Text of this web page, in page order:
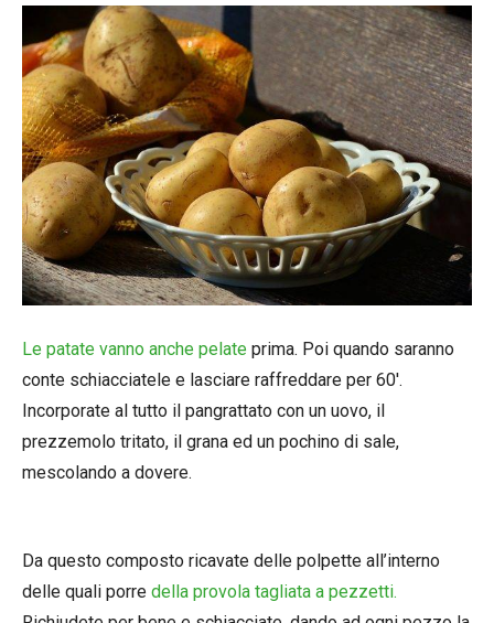
Le patate vanno anche pelate prima. Poi quando saranno
conte schiacciatele e lasciare raffreddare per 60′.
Incorporate al tutto il pangrattato con un uovo, il
prezzemolo tritato, il grana ed un pochino di sale,
mescolando a dovere.
Da questo composto ricavate delle polpette all’interno
delle quali porre della provola tagliata a pezzetti.